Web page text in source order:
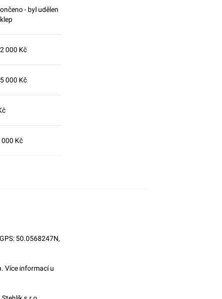
- byl udělen
000 Kč
000 Kč
000 Kč
50.0568247N,
Více informací u